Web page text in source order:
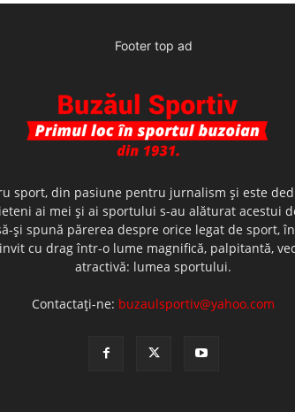
Footer top ad
sport, din pasiune pentru jurnalism şi este
ai mei şi ai sportului s-au alăturat acestui
şi spună părerea despre orice legat de sport,
cu drag într-o lume magnifică, palpitantă,
atractivă: lumea sportului.
Contactați-ne: buzaulsportiv@yahoo.com